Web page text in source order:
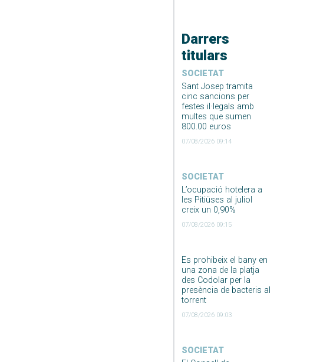
Darrers
titulars
SOCIETAT
Sant Josep tramita
cinc sancions per
festes il·legals amb
multes que sumen
800.00 euros
07/08/2026 09:14
SOCIETAT
L’ocupació hotelera a
les Pitiüses al juliol
creix un 0,90%
07/08/2026 09:15
Es prohibeix el bany en
una zona de la platja
des Codolar per la
presència de bacteris al
torrent
07/08/2026 09:03
SOCIETAT